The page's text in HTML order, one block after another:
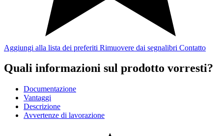
Aggiungi alla lista dei preferiti Rimuovere dai segnalibri Contatto
Quali informazioni sul prodotto vorresti?
Documentazione
Vantaggi
Descrizione
Avvertenze di lavorazione